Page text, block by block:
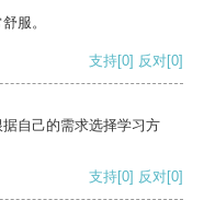
服。
支持[0] 反对[0]
自己的需求选择学习方
支持[0] 反对[0]